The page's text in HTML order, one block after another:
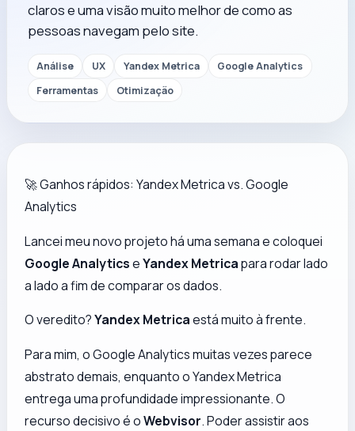
claros e uma visão muito melhor de como as
pessoas navegam pelo site.
Análise UX Yandex Metrica
Google Analytics
Ferramentas
Otimização
🚀 Ganhos rápidos: Yandex Metrica vs. Google
Analytics
Lancei meu novo projeto há uma semana e coloquei
Google AnalyticseYandex Metricapara rodar lado
a lado a fim de comparar os dados.
O veredito?Yandex Metricaestá muito à frente.
Para mim, o Google Analytics muitas vezes parece
abstrato demais, enquanto o Yandex Metrica
entrega uma profundidade impressionante. O
recurso decisivo é oWebvisor. Poder assistir aos